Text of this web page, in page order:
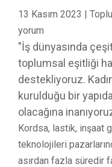
13 Kasım 2023 |
yorum
"İş dünyasında
toplumsal eşitliği
destekliyoruz.
kurulduğu bir
olacağına
Kordsa, lastik, inşaat
teknolojileri
asırdan fazla süredir